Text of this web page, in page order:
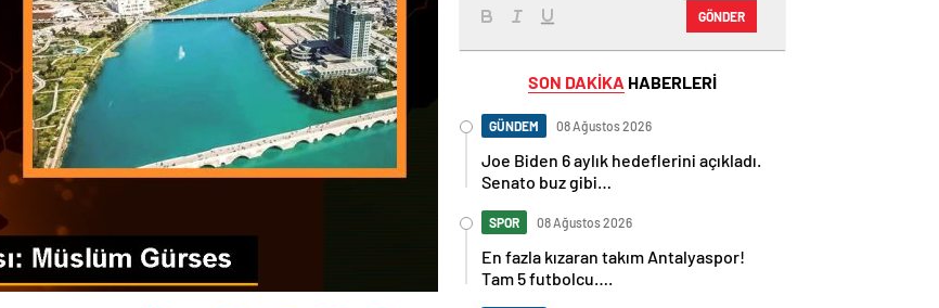
GÖNDER
SON DAKİKA HABERLERİ
GÜNDEM 08 Ağustos 2026
Joe Biden 6 aylık hedeflerini açıkladı.
Senato buz gibi…
SPOR 08 Ağustos 2026
En fazla kızaran takım Antalyaspor!
Tam 5 futbolcu….